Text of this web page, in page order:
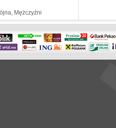
Mężczyźni